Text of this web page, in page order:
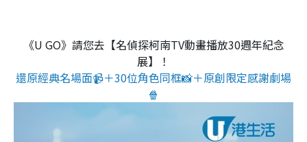
《U GO》請您去【名偵探柯南TV動畫播放30週年紀念
展】！
還原經典名場面📹＋30位角色同框📸＋原創限定感謝劇場
🍿